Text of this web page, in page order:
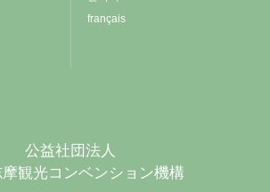
français
公益社団法人
観光コンベンション機構